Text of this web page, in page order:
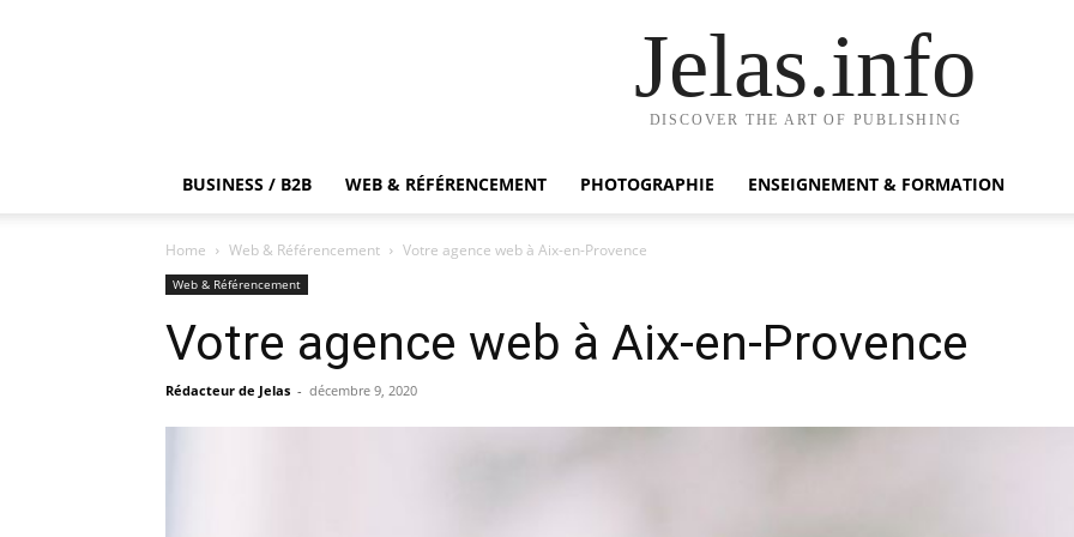
Jelas.info
DISCOVER THE ART OF PUBLISHING
BUSINESS / B2B WEB & RÉFÉRENCEMENT PHOTOGRAPHIE ENSEIGNEMENT & FORMATION
Home Web & Référencement Votre agence web à Aix-en-Provence
Web & Référencement
Votre agence web à Aix-en-Provence
Rédacteur de Jelas - décembre 9, 2020